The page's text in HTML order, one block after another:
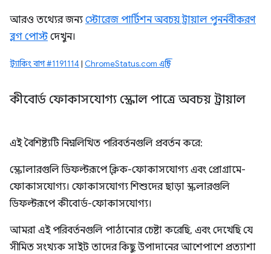
আরও তথ্যের জন্য স্টোরেজ পার্টিশন অবচয় ট্রায়াল পুনর্নবীকরণ
ব্লগ পোস্টদেখুন।
ট্র্যাকিং বাগ #1191114 | ChromeStatus.com এন্ট্রি
কীবোর্ড ফোকাসযোগ্য স্ক্রোল পাত্রে অবচয় ট্রায়াল
এই বৈশিষ্ট্যটি নিম্নলিখিত পরিবর্তনগুলি প্রবর্তন করে:
স্ক্রোলারগুলি ডিফল্টরূপে ক্লিক-ফোকাসযোগ্য এবং প্রোগ্রামে-
ফোকাসযোগ্য। ফোকাসযোগ্য শিশুদের ছাড়া স্ক্রলারগুলি
ডিফল্টরূপে কীবোর্ড-ফোকাসযোগ্য।
আমরা এই পরিবর্তনগুলি পাঠানোর চেষ্টা করেছি, এবং দেখেছি যে
সীমিত সংখ্যক সাইট তাদের কিছু উপাদানের আশেপাশে প্রত্যাশা